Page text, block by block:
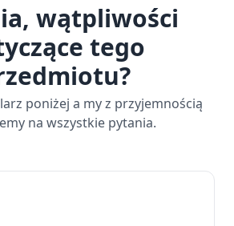
wątpliwości
tego
poniżej a my z przyjemnością
na wszystkie pytania.